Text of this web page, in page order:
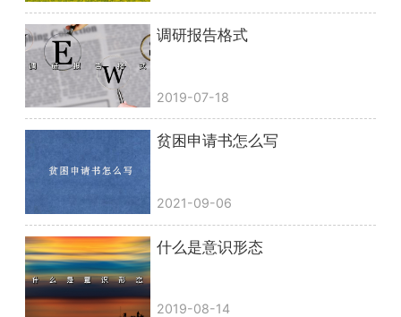
调研报告格式
2019-07-18
贫困申请书怎么写
2021-09-06
什么是意识形态
2019-08-14